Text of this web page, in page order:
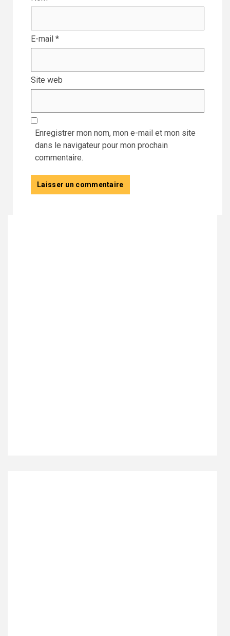
E-mail *
Site web
Enregistrer mon nom, mon e-mail et mon site
dans le navigateur pour mon prochain
commentaire.